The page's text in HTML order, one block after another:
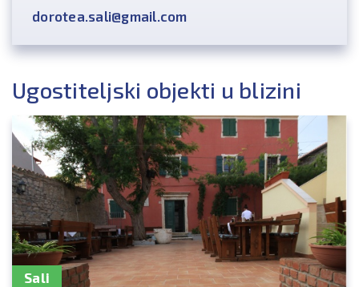
dorotea.sali@gmail.com
Ugostiteljski objekti u blizini
Sali